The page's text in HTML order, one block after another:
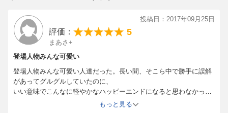
投稿日：2017年09月25日
評価： 5
まあさ+
登場人物みんな可愛い
登場人物みんな可愛い人達だった。長い間、そこら中で勝手に誤解
があってグルグルしていたのに、
いい意味でこんなに軽やかなハッピーエンドになると思わなかっ
もっと見る